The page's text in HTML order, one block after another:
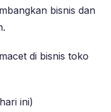
bisnis dan
di bisnis toko
ini)